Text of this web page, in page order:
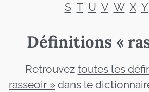
S T U V W X Y
Définitions «
Retrouvez toutes les
rasseoir » dans le